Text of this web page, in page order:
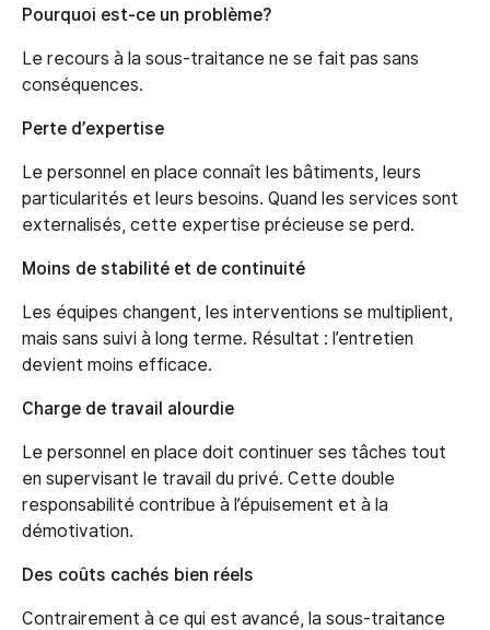
Pourquoi est-ce un problème?
Le recours à la sous-traitance ne se fait pas sans
conséquences.
Perte d’expertise
Le personnel en place connaît les bâtiments, leurs
particularités et leurs besoins. Quand les services sont
externalisés, cette expertise précieuse se perd.
Moins de stabilité et de continuité
Les équipes changent, les interventions se multiplient,
mais sans suivi à long terme. Résultat : l’entretien
devient moins efficace.
Charge de travail alourdie
Le personnel en place doit continuer ses tâches tout
en supervisant le travail du privé. Cette double
responsabilité contribue à l’épuisement et à la
démotivation.
Des coûts cachés bien réels
Contrairement à ce qui est avancé, la sous-traitance